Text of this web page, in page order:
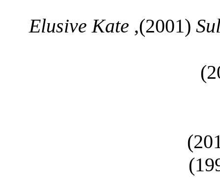
(2001),
Elusive Kate